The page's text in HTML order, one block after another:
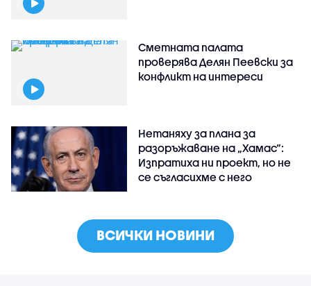
Сметната палата
проверява Делян Пеевски за
конфликт на интереси
Нетаняху за плана за
разоръжаване на „Хамас“:
Изпратиха ни проект, но не
се съгласихме с него
ВСИЧКИ НОВИНИ